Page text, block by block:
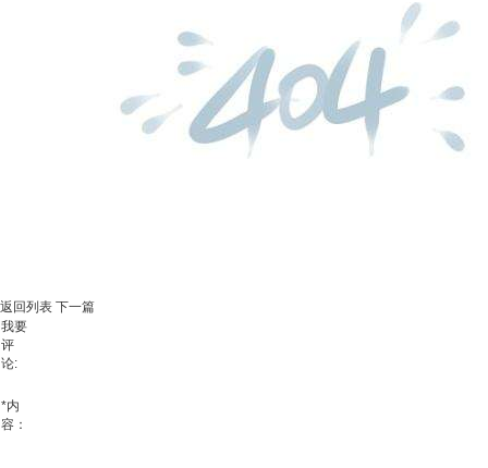
返回列表 下一篇
我要
评
论:
*内
容：